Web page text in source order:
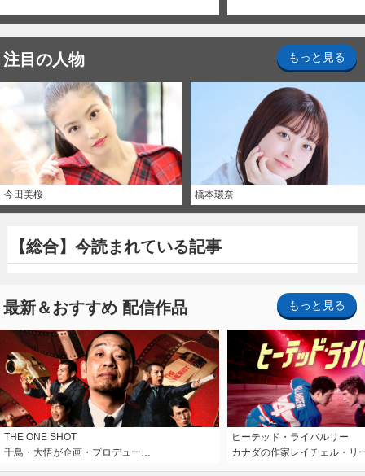
注目の人物 もっと見る
今田美桜 橋本環奈
【総合】今読まれている記事
最新＆おすすめ 配信作品 もっと見る
THE ONE SHOT
千鳥・大悟が企画・プロデュー…
ヒーテッド・ライバルリー
カナダの作家レイチェル・リ